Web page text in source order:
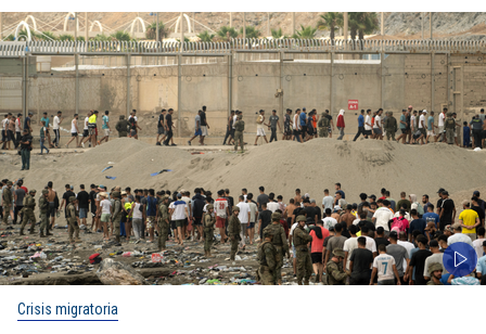
Crisis migratoria